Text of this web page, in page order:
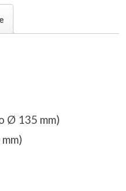
Ø 135 mm)